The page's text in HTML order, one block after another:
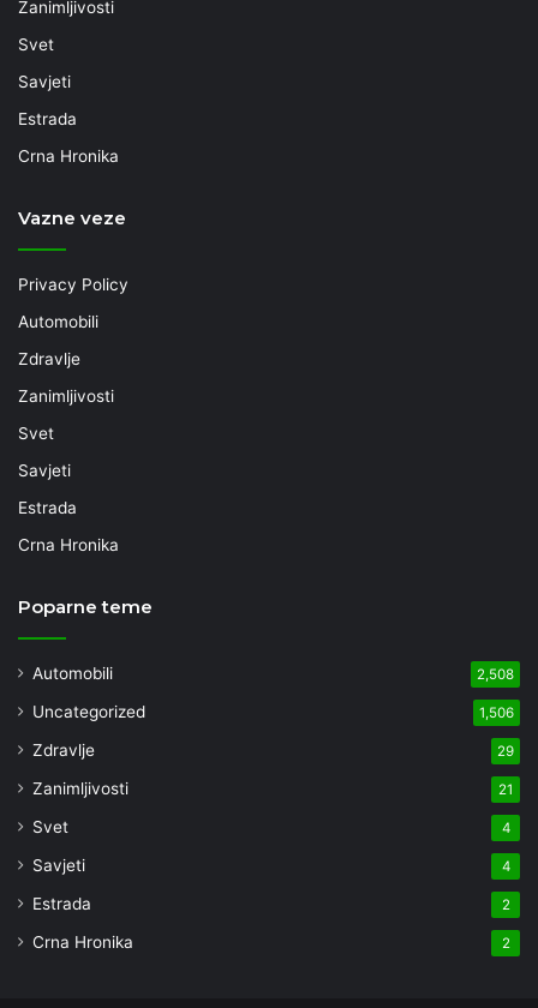
Zanimljivosti
Svet
Savjeti
Estrada
Crna Hronika
Vazne veze
Privacy Policy
Automobili
Zdravlje
Zanimljivosti
Svet
Savjeti
Estrada
Crna Hronika
Poparne teme
Automobili 2,508
Uncategorized 1,506
Zdravlje 29
Zanimljivosti 21
Svet 4
Savjeti 4
Estrada 2
Crna Hronika 2